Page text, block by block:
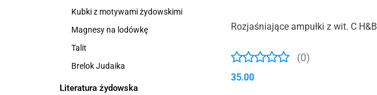
Kubki z motywami żydowskimi
Magnesy na lodówkę
Talit
Brelok Judaika
Literatura żydowska
Rozjaśniające ampułki z wit. C H&B
(0)
35.00